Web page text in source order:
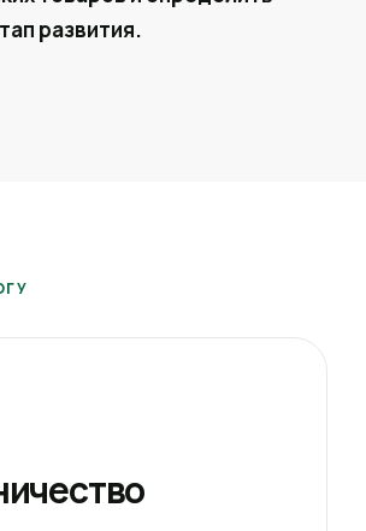
развития.